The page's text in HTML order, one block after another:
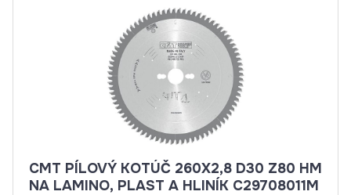
CMT PÍLOVÝ KOTÚČ 260X2,8 D30 Z80 HM
NA LAMINO, PLAST A HLINÍK C29708011M